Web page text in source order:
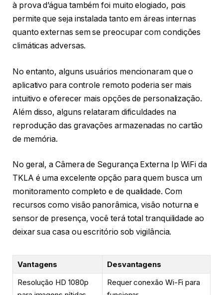
à prova d’água também foi muito elogiado, pois
permite que seja instalada tanto em áreas internas
quanto externas sem se preocupar com condições
climáticas adversas.
No entanto, alguns usuários mencionaram que o
aplicativo para controle remoto poderia ser mais
intuitivo e oferecer mais opções de personalização.
Além disso, alguns relataram dificuldades na
reprodução das gravações armazenadas no cartão
de memória.
No geral, a Câmera de Segurança Externa Ip WiFi da
TKLA é uma excelente opção para quem busca um
monitoramento completo e de qualidade. Com
recursos como visão panorâmica, visão noturna e
sensor de presença, você terá total tranquilidade ao
deixar sua casa ou escritório sob vigilância.
Vantagens
Desvantagens
Resolução HD 1080p
Requer conexão Wi-Fi para